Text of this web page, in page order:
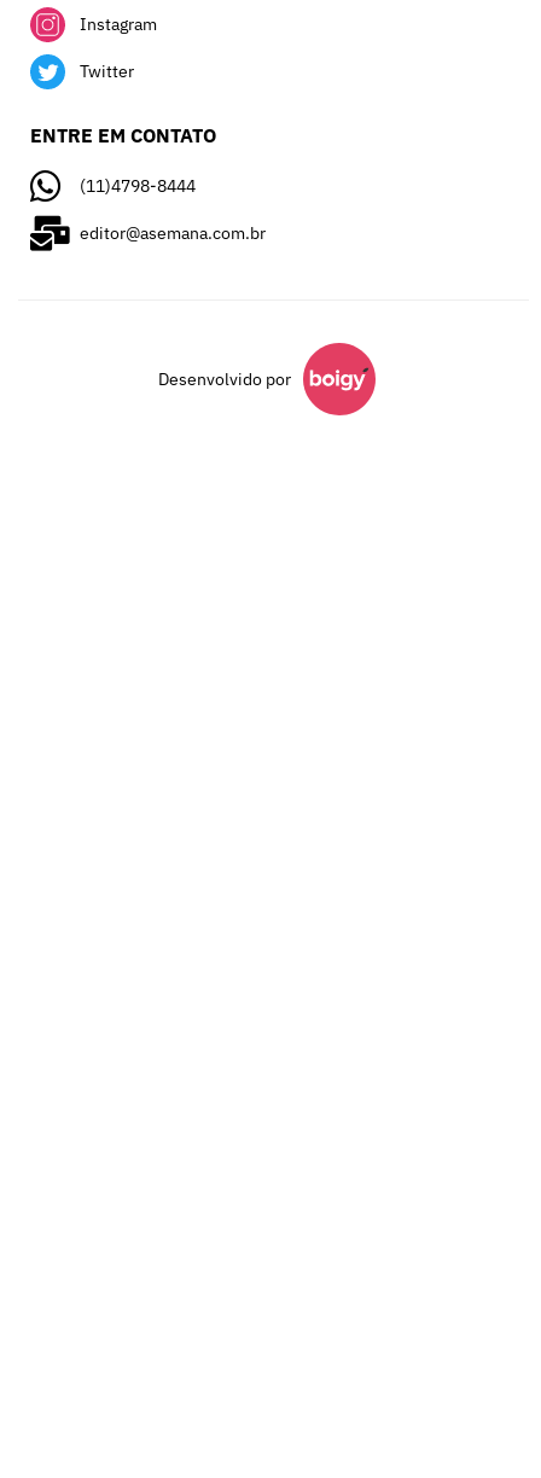
Instagram
Twitter
ENTRE EM CONTATO
(11)4798-8444
editor@asemana.com.br
Desenvolvido por